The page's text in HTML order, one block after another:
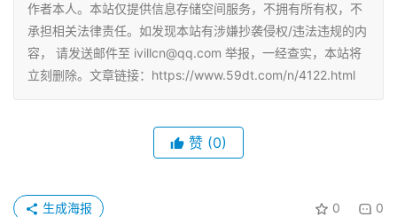
作者本人。本站仅提供信息存储空间服务，不拥有所有权，不
承担相关法律责任。如发现本站有涉嫌抄袭侵权/违法违规的内
容， 请发送邮件至 ivillcn@qq.com 举报，一经查实，本站将
立刻删除。文章链接：https://www.59dt.com/n/4122.html
赞 (0)
0 0
生成海报